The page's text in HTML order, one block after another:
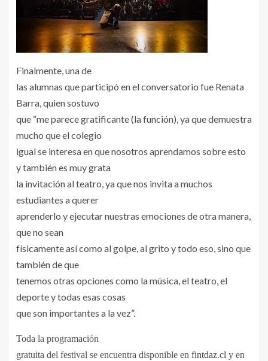
Finalmente, una de
las alumnas que participó en el conversatorio fue Renata
Barra, quien sostuvo
que “me parece gratificante (la función), ya que demuestra
mucho que el colegio
igual se interesa en que nosotros aprendamos sobre esto
y también es muy grata
la invitación al teatro, ya que nos invita a muchos
estudiantes a querer
aprenderlo y ejecutar nuestras emociones de otra manera,
que no sean
físicamente así como al golpe, al grito y todo eso, sino que
también de que
tenemos otras opciones como la música, el teatro, el
deporte y todas esas cosas
que son importantes a la vez”.
Toda la programación
gratuita del festival se encuentra disponible en fintdaz.cl y en